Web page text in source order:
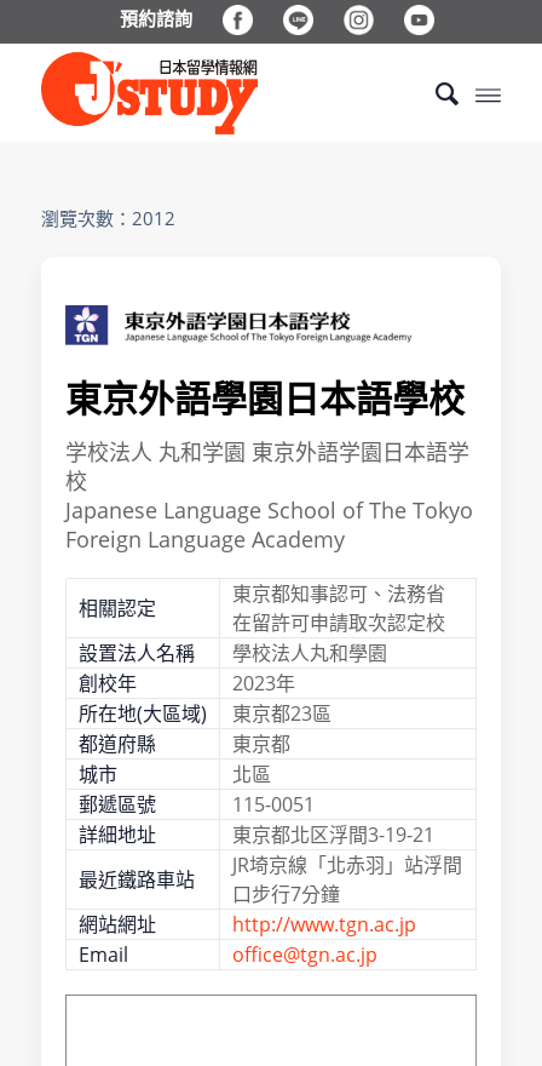
預約諮詢
瀏覽次數：2012
東京外語學園日本語學校
学校法人 丸和学園 東京外語学園日本語学
校
Japanese Language School of The Tokyo
Foreign Language Academy
相關認定
東京都知事認可、法務省
在留許可申請取次認定校
設置法人名稱
學校法人丸和學園
創校年
2023年
所在地(大區域)
東京都23區
都道府縣
東京都
城市
北區
郵遞區號
115-0051
詳細地址
東京都北区浮間3-19-21
最近鐵路車站
JR埼京線「北赤羽」站浮間
口步行7分鐘
網站網址
http://www.tgn.ac.jp
Email
office@tgn.ac.jp